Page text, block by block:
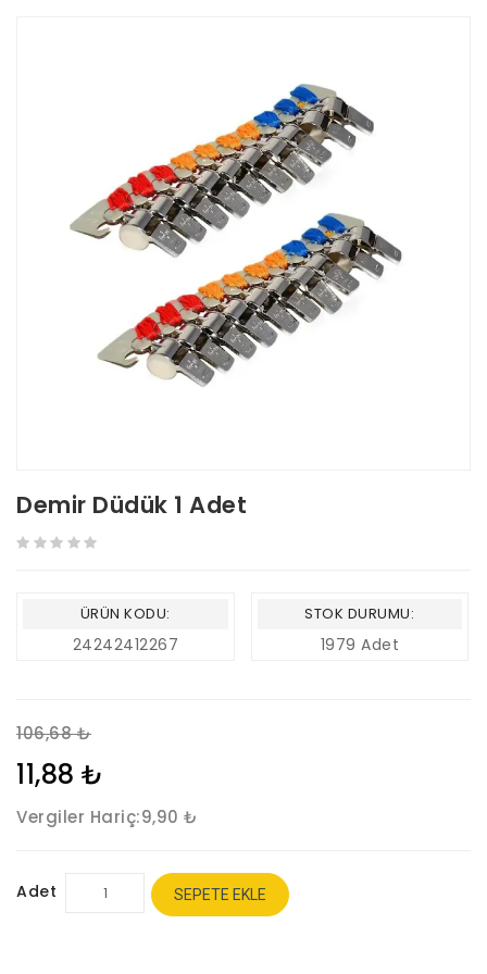
Demir Düdük 1 Adet
ÜRÜN KODU:
24242412267
STOK DURUMU:
1979 Adet
106,68 ₺
11,88 ₺
Vergiler Hariç:9,90 ₺
Adet SEPETE EKLE